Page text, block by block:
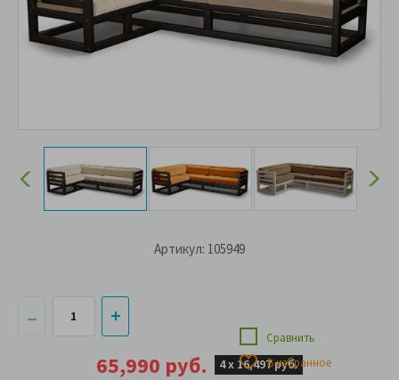
Артикул: 105949
65,990 руб. 4 х 16,497 руб.
Сравнить
В избранное